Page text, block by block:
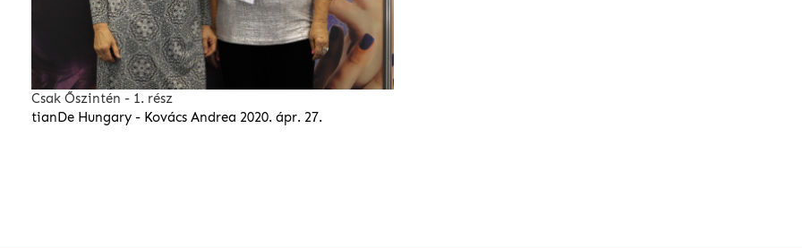
Csak Őszintén - 1. rész
tianDe Hungary - Kovács Andrea 2020. ápr. 27.